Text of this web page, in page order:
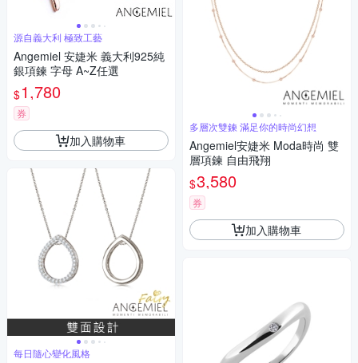
源自義大利 極致工藝
Angemiel 安婕米 義大利925純
銀項鍊 字母 A~Z任選
$1,780
券
加入購物車
每日隨心變化風格
多層次雙鍊 滿足你的時尚幻想
Angemiel安婕米 Moda時尚 雙
層項鍊 自由飛翔
$3,580
券
加入購物車